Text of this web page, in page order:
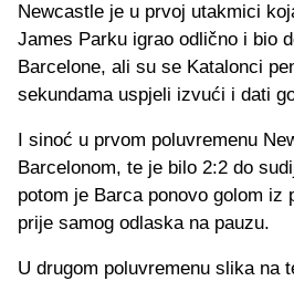
Newcastle je u prvoj utakmici
James Parku igrao odlično i bio
Barcelone, ali su se Katalonci
sekundama uspjeli izvući i dati
I sinoć u prvom poluvremenu
Barcelonom, te je bilo 2:2 do
potom je Barca ponovo golom iz
prije samog odlaska na pauzu.
U drugom poluvremenu slika na